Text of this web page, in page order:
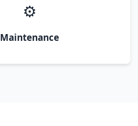
⚙️
Maintenance